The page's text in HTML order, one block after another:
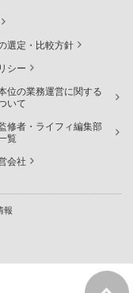
選定・比較方針
シー
位の業務運営に関する
いて
修者・ライフィ編集部
覧
会社
報